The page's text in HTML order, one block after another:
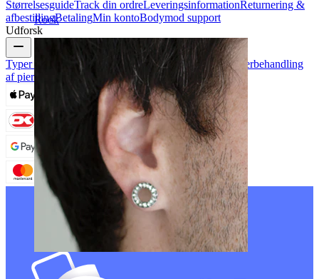
Rook
Stretching
StørrelsesguideTrack din ordreLeveringsinformationReturnering &
afbestillingBetalingMin kontoBodymod support
Udforsk
Typer af piercinger Smykkematerialer til piercingerEfterbehandling
af piercinger